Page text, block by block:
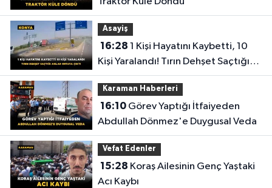
Asayiş
16:28
Kişi Yaralandı! Tırın Dehşet Saçtığı
Anlar Ortaya Çıktı
Karaman Haberleri
16:10Görev Yaptığı İtfaiyeden
Abdullah Dönmez'e Duygusal Veda
Vefat Edenler
15:28
Acı Kaybı